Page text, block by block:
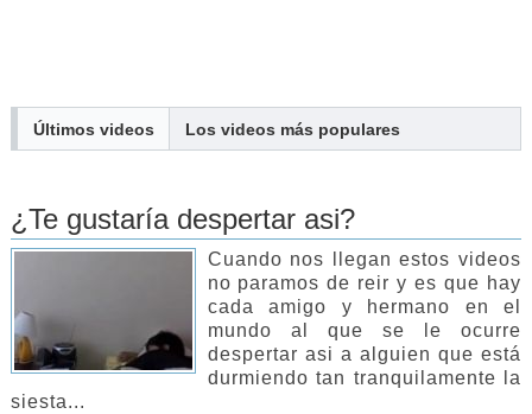
Últimos videos Los videos más populares
¿Te gustaría despertar asi?
Cuando nos llegan estos videos
no paramos de reir y es que hay
cada amigo y hermano en el
mundo al que se le ocurre
despertar asi a alguien que está
durmiendo tan tranquilamente la
siesta...